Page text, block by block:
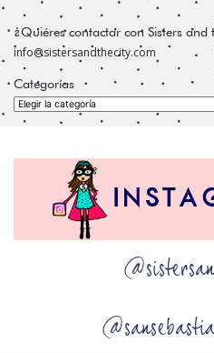
¿Quiéres contactar con Sisters and
info@sistersandthecity.com
Categorías
Categorías